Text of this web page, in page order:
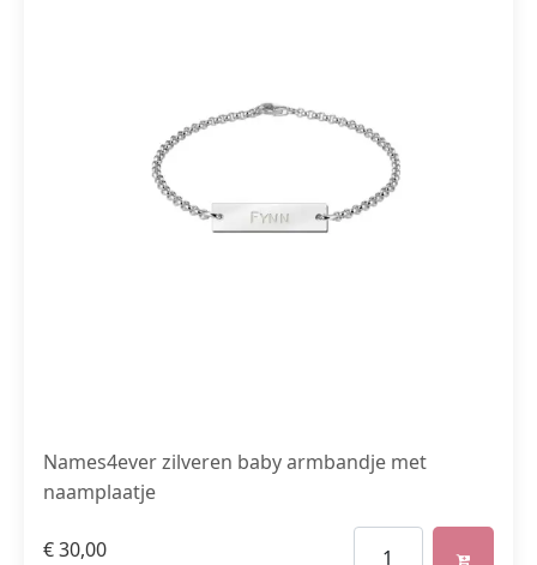
Names4ever zilveren baby armbandje met
naamplaatje
€30,00